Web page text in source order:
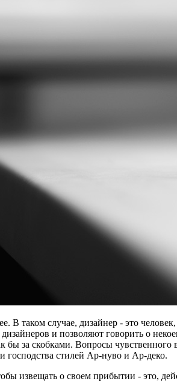
В таком случае, дизайнер - это
и позволяют говорить о
за скобками. Вопросы
господства стилей Ар-нуво и Ар-деко.
извещать о своем прибытии - это,